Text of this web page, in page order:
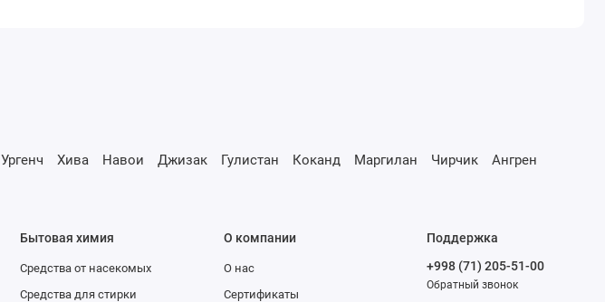
Ургенч Хива Навои Джизак Гулистан Коканд Маргилан Чирчик
Ангрен
Бытовая химия
Средства от насекомых
Средства для стирки
О компании
О нас
Сертификаты
Поддержка
+998 (71) 205-51-00
Обратный звонок